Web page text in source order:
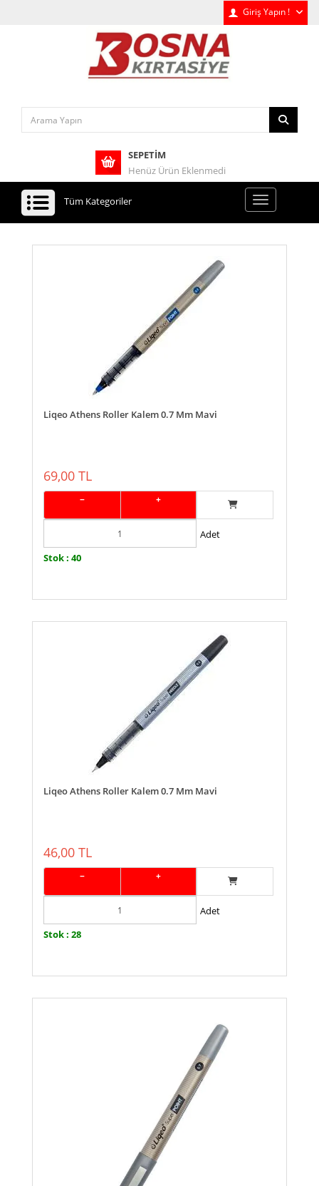
Giriş Yapın !
SEPETIM
Henüz Ürün Eklenmedi
Tüm Kategoriler
Liqeo Athens Roller Kalem 0.7 Mm Mavi
69,00 TL
− +
Adet
Stok : 40
Liqeo Athens Roller Kalem 0.7 Mm Mavi
46,00 TL
− +
Adet
Stok : 28